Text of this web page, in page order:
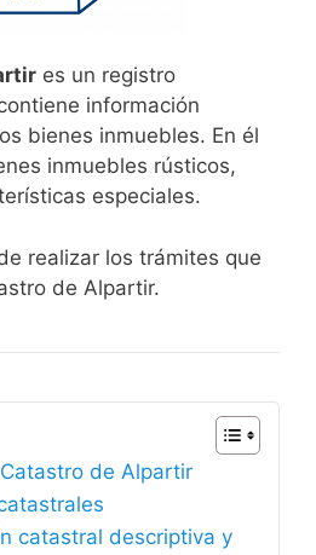
es un registro
información
bienes inmuebles. En él
inmuebles rústicos,
especiales.
realizar los trámites que
de Alpartir.
de Alpartir
catastral descriptiva y